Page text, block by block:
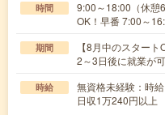
時間
9:00～18:00（休憩
OK！早番 7:00～
期間
【8月中のスター
2～3日後に就業が
時給
無資格未経験：
日収1万240円以上